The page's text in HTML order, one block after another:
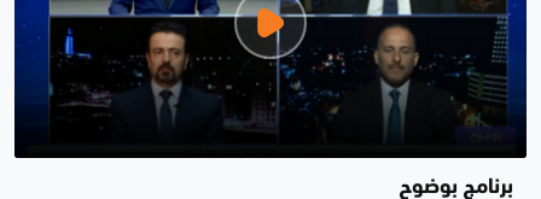
برنامج بوضوح